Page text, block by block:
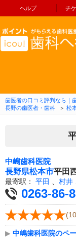
ヘルプ チ
歯医者の口コミ評判なら｜
長野の歯医者・歯科
＞ 松
中嶋歯科医院
長野県松本市平田
最寄駅： 平田 村井
0263-86-
▶ 中嶋歯科医院のペ